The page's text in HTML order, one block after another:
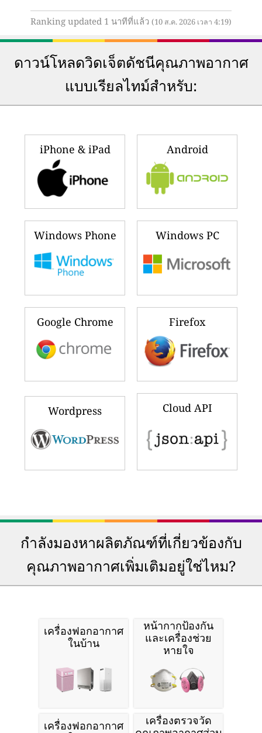
Ranking updated 1 นาทีที่แล้ว (10 ส.ค. 2026 เวลา 4:19)
ดาวน์โหลดวิดเจ็ตดัชนีคุณภาพอากาศ
แบบเรียลไทม์สำหรับ:
iPhone & iPad Android
Windows Phone Windows PC
Google Chrome Firefox
Wordpress Cloud API
กำลังมองหาผลิตภัณฑ์ที่เกี่ยวข้องกับ
คุณภาพอากาศเพิ่มเติมอยู่ใช่ไหม?
เครื่องฟอกอากาศ
ในบ้าน
หน้ากากป้องกัน
และเครื่องช่วย
หายใจ
เครื่องฟอกอากาศ
เครื่องตรวจวัด